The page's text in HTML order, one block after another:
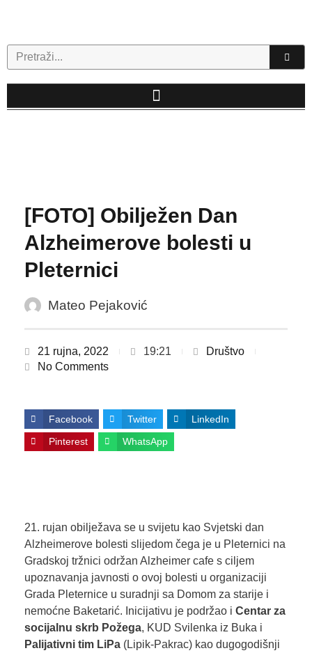
Search
[FOTO] Obilježen Dan
Alzheimerove bolesti u
Pleternici
Mateo Pejaković
21 rujna, 2022 19:21
Društvo
No Comments
Facebook Twitter LinkedIn
Pinterest WhatsApp
21. rujan obilježava se u svijetu kao Svjetski dan
Alzheimerove bolesti slijedom čega je u Pleternici na
Gradskoj tržnici održan Alzheimer cafe s ciljem
upoznavanja javnosti o ovoj bolesti u organizaciji
Grada Pleternice u suradnji sa Domom za starije i
nemoćne Baketarić. Inicijativu je podržao i Centar za
socijalnu skrb Požega, KUD Svilenka iz Buka i
Palijativni tim LiPa(Lipik-Pakrac) kao dugogodišnji